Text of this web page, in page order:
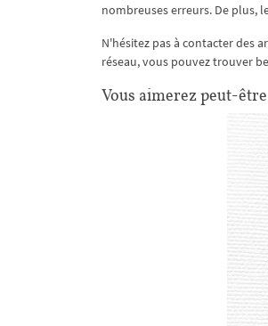
nombreuses erreurs. De plus,
N'hésitez pas à contacter des
réseau, vous pouvez trouver
Vous aimerez peut-